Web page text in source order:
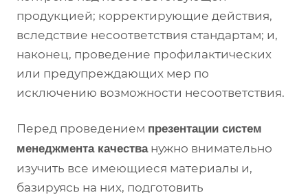
продукцией; корректирующие действия,
вследствие несоответствия стандартам; и,
наконец, проведение профилактических
или предупреждающих мер по
исключению возможности несоответствия.
Перед проведением презентации систем
менеджмента качестванужно внимательно
изучить все имеющиеся материалы и,
базируясь на них, подготовить